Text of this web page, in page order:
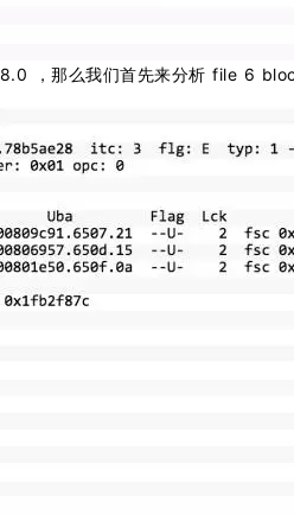
，那么我们首先来分析 file 6